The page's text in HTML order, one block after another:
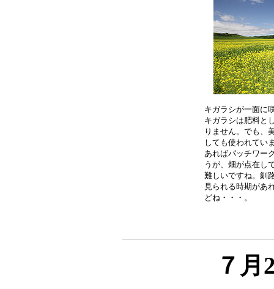
キガラシが一面に
キガラシは肥料と
りません。でも、
しても使われてい
あればパッチワー
うが、畑が点在し
難しいですね。釧
見られる時期があ
７月